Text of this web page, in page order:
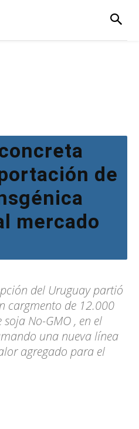
de
mercado
del Uruguay partió
cargmento de 12.000
No-GMO , en el
una nueva línea
agregado para el